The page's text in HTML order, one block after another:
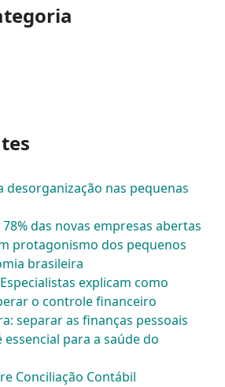
desorganização nas pequenas
das novas empresas abertas
protagonismo dos pequenos
brasileira
explicam como
o controle financeiro
separar as finanças pessoais
para a saúde do
Conciliação Contábil